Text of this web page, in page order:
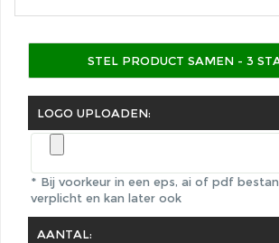
STEL PRODUCT SAMEN - 3
LOGO UPLOADEN:
* Bij voorkeur in een eps, ai of pdf
verplicht en kan later ook
AANTAL: